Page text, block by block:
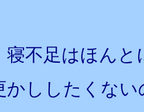
寝不足はほん
かししたくな